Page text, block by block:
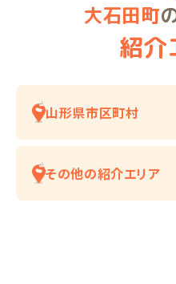
大石田町
紹介
山形県市区町村
その他の紹介エリア